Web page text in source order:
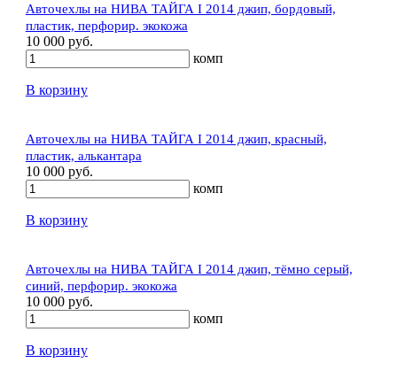
Авточехлы на НИВА ТАЙГА I 2014 джип, бордовый,
пластик, перфорир. экокожа
10 000 руб.
комп
В корзину
Авточехлы на НИВА ТАЙГА I 2014 джип, красный,
пластик, алькантара
10 000 руб.
комп
В корзину
Авточехлы на НИВА ТАЙГА I 2014 джип, тёмно серый,
синий, перфорир. экокожа
10 000 руб.
комп
В корзину